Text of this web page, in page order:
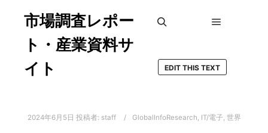
市場調査レポー
ト・産業資料サ
イト
EDIT THIS TEXT
2024年6月5日 投稿者: staff GlobalInfoResearch, IT/電子, 世界